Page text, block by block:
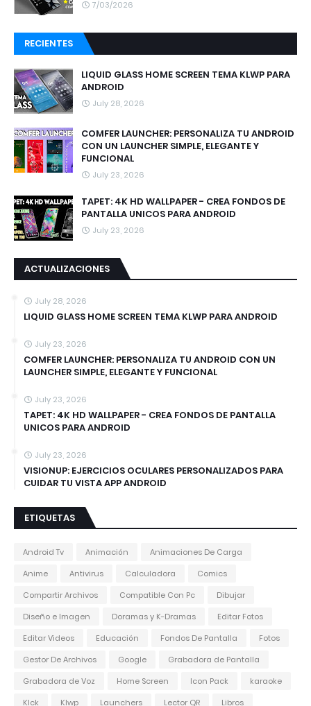
7/03/2026
RECIENTES
LIQUID GLASS HOME SCREEN TEMA KLWP PARA
ANDROID
July 28, 2026
COMFER LAUNCHER: PERSONALIZA TU ANDROID
CON UN LAUNCHER SIMPLE, ELEGANTE Y
FUNCIONAL
July 23, 2026
TAPET: 4K HD WALLPAPER - CREA FONDOS DE
PANTALLA UNICOS PARA ANDROID
July 23, 2026
ACTUALIZACIONES
July 28, 2026
LIQUID GLASS HOME SCREEN TEMA KLWP PARA ANDROID
July 23, 2026
COMFER LAUNCHER: PERSONALIZA TU ANDROID CON UN
LAUNCHER SIMPLE, ELEGANTE Y FUNCIONAL
July 23, 2026
TAPET: 4K HD WALLPAPER - CREA FONDOS DE PANTALLA
UNICOS PARA ANDROID
July 23, 2026
VISIONUP: EJERCICIOS OCULARES PERSONALIZADOS PARA
CUIDAR TU VISTA APP ANDROID
ETIQUETAS
Android Tv Animación
Animaciones De Carga
Anime
Antivirus Calculadora
Comics
Compartir Archivos
Compatible Con Pc
Dibujar
Diseño e Imagen
Doramas y K-Dramas
Editar Fotos
Editar Videos
Educación Fondos De Pantalla
Fotos
Gestor De Archivos
Google
Grabadora de Pantalla
Grabadora de Voz
Home Screen Icon Pack
karaoke
Klck
Klwp Launchers Lector QR
Libros